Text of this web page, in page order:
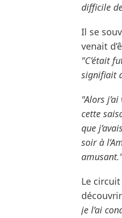
difficile
Il se
venait
"C’était
signifiait
"Alors
cette
que
soir à
Le
je l’ai